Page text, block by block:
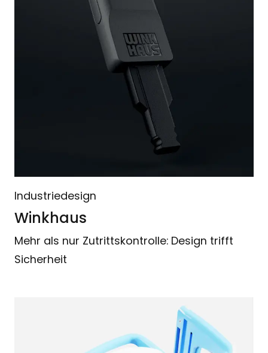
Industriedesign
Winkhaus
Mehr als nur Zutrittskontrolle: Design trifft
Sicherheit